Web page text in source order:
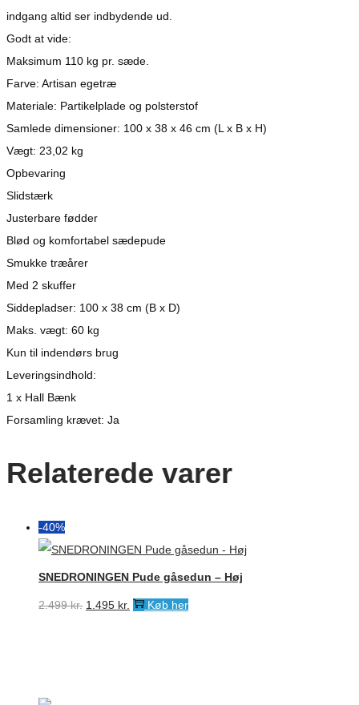
indgang altid ser indbydende ud.
Godt at vide:
Maksimum 110 kg pr. sæde.
Farve: Artisan egetræ
Materiale: Partikelplade og polsterstof
Samlede dimensioner: 100 x 38 x 46 cm (L x B x H)
Vægt: 23,02 kg
Opbevaring
Slidstærk
Justerbare fødder
Blød og komfortabel sædepude
Smukke træårer
Med 2 skuffer
Siddepladser: 100 x 38 cm (B x D)
Maks. vægt: 60 kg
Kun til indendørs brug
Leveringsindhold:
1 x Hall Bænk
Forsamling krævet: Ja
Relaterede varer
-40%
SNEDRONINGEN Pude gåsedun – Høj
2.499kr. Den
1.495 kr. DenKøb her